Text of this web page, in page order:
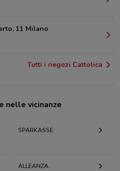
11 Milano
Tutti i negozi Cattolica
nelle vicinanze
SPARKASSE
ALLEANZA